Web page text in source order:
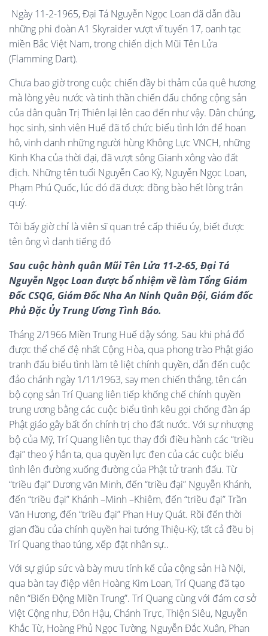
Ngày 11-2-1965, Đại Tá Nguyễn Ngọc Loan đã dẫn đầu
những phi đoàn A1 Skyraider vượt vĩ tuyến 17, oanh tạc
miền Bắc Việt Nam, trong chiến dịch Mũi Tên Lửa
(Flamming Dart).
Chưa bao giờ trong cuộc chiến đầy bi thảm của quê hương
mà lòng yêu nước và tinh thần chiến đấu chống cộng sản
của dân quân Trị Thiên lại lên cao đến như vậy. Dân chúng,
học sinh, sinh viên Huế đã tổ chức biểu tình lớn để hoan
hô, vinh danh những người hùng Không Lực VNCH, những
Kinh Kha của thời đại, đã vượt sông Gianh xông vào đất
địch. Những tên tuổi Nguyễn Cao Kỳ, Nguyễn Ngọc Loan,
Phạm Phú Quốc, lúc đó đã được đồng bào hết lòng trân
quý.
Tôi bấy giờ chỉ là viên sĩ quan trẻ cấp thiếu úy, biết được
tên ông vì danh tiếng đó
Sau cuộc hành quân Mũi Tên Lửa 11-2-65, Đại Tá
Nguyễn Ngọc Loan được bổ nhiệm về làm Tổng Giám
Đốc CSQG, Giám Đốc Nha An Ninh Quân Đội, Giám đốc
Phủ Đặc Ủy Trung Ương Tình Báo.
Tháng 2/1966 Miền Trung Huế dậy sóng. Sau khi phá đổ
được thể chế đệ nhất Cộng Hòa, qua phong trào Phật giáo
tranh đấu biểu tình làm tê liệt chính quyền, dẫn đến cuộc
đảo chánh ngày 1/11/1963, say men chiến thắng, tên cán
bộ cọng sản Trí Quang liên tiếp khống chế chính quyền
trung ương bằng các cuộc biểu tình kêu gọi chống đàn áp
Phật giáo gây bất ổn chính trị cho đất nước. Với sự nhượng
bộ của Mỹ, Trí Quang liên tục thay đổi điều hành các “triều
đại” theo ý hắn ta, qua quyền lực đen của các cuộc biểu
tình lên đường xuống đường của Phật tử tranh đấu. Từ
“triều đại” Dương văn Minh, đến “triều đại” Nguyễn Khánh,
đến “triều đại” Khánh –Minh –Khiêm, đến “triều đại” Trần
Văn Hương, đến “triều đại” Phan Huy Quát. Rồi đến thời
gian đầu của chính quyền hai tướng Thiệu-Kỳ, tất cả đều bị
Trí Quang thao túng, xếp đặt nhân sự..
Với sự giúp sức và bày mưu tính kế của cộng sản Hà Nội,
qua bàn tay điệp viên Hoàng Kim Loan, Trí Quang đã tạo
nên “Biến Động Miền Trung”. Trí Quang cùng với đám cơ sở
Việt Cộng như, Đôn Hậu, Chánh Trực, Thiện Siêu, Nguyễn
Khắc Từ, Hoàng Phủ Ngọc Tường, Nguyễn Đắc Xuân, Phan